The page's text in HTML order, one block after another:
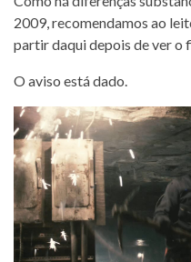
2009, recomendamos ao
partir daqui depois de ver o
O aviso está dado.